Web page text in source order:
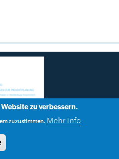
zu verbessern.
zuzustimmen. Mehr Info